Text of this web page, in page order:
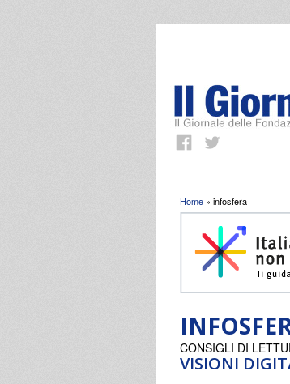
Tu sei qui
Home » infosfera
VISIONI
CONSIGLI DI